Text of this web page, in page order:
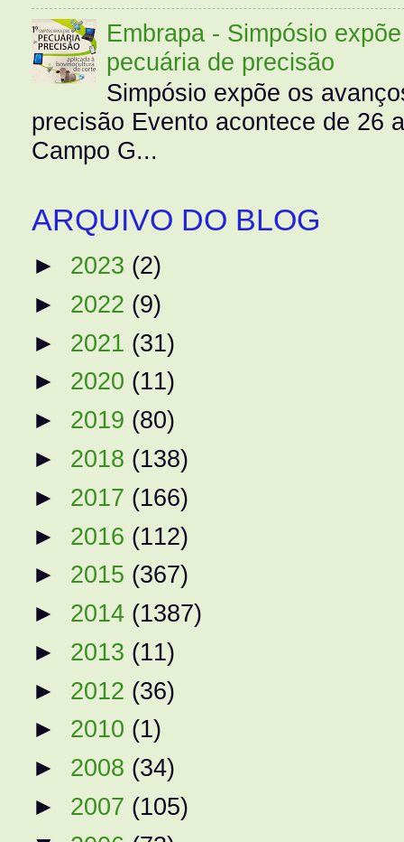
Embrapa - Simpósio
pecuária de precisão
Simpósio expõe os
precisão Evento acontece de 26
Campo G...
ARQUIVO DO BLOG
► 2023 (2)
► 2022 (9)
► 2021 (31)
► 2020 (11)
► 2019 (80)
► 2018 (138)
► 2017 (166)
► 2016 (112)
► 2015 (367)
► 2014 (1387)
► 2013 (11)
► 2012 (36)
► 2010 (1)
► 2008 (34)
► 2007 (105)